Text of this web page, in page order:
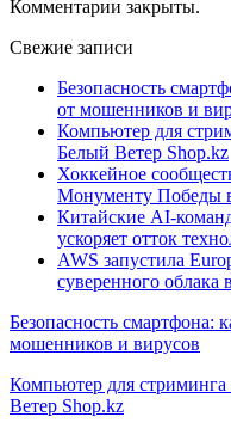
Комментарии закрыты.
Свежие записи
Безопасность
от мошенников и
Компьютер для
Белый Ветер Shop.kz
Хоккейное
Монументу Победы
Китайские AI-
ускоряет отток
AWS запустила
суверенного облака
Безопасность смартфона:
мошенников и вирусов
Компьютер для стриминга
Ветер Shop.kz